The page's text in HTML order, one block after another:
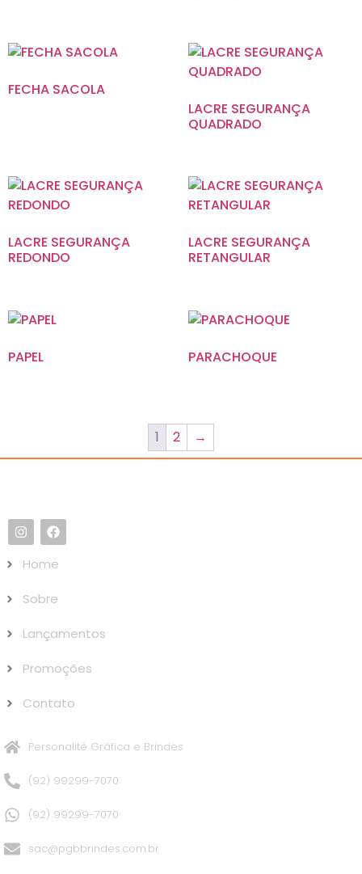
FECHA SACOLA
LACRE SEGURANÇA
QUADRADO
LACRE SEGURANÇA
REDONDO
LACRE SEGURANÇA
RETANGULAR
PAPEL PARACHOQUE
1 2 →
Home
Sobre
Lançamentos
Promoções
Contato
Personalitê Gráfica e Brindes
(92) 99299-7070
(92) 99299-7070
sac@pgbbrindes.com.br